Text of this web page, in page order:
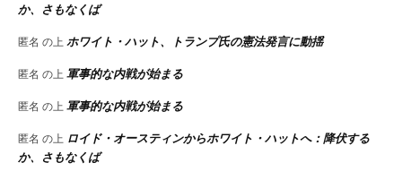
か、さもなくば
匿名 の上 ホワイト・ハット、トランプ氏の憲法発言に動揺
匿名 の上 軍事的な内戦が始まる
匿名 の上 軍事的な内戦が始まる
匿名 の上 ロイド・オースティンからホワイト・ハットへ：降伏する
か、さもなくば